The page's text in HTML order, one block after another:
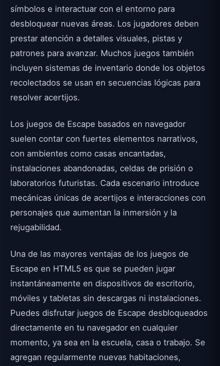
símbolos e interactuar con el entorno para
desbloquear nuevas áreas. Los jugadores deben
prestar atención a detalles visuales, pistas y
patrones para avanzar. Muchos juegos también
incluyen sistemas de inventario donde los objetos
recolectados se usan en secuencias lógicas para
resolver acertijos.
Los juegos de Escape basados en navegador
suelen contar con fuertes elementos narrativos,
con ambientes como casas encantadas,
instalaciones abandonadas, celdas de prisión o
laboratorios futuristas. Cada escenario introduce
mecánicas únicas de acertijos e interacciones con
personajes que aumentan la inmersión y la
rejugabilidad.
Una de las mayores ventajas de los juegos de
Escape en HTML5 es que se pueden jugar
instantáneamente en dispositivos de escritorio,
móviles y tabletas sin descargas ni instalaciones.
Puedes disfrutar juegos de Escape desbloqueados
directamente en tu navegador en cualquier
momento, ya sea en la escuela, casa o trabajo. Se
agregan regularmente nuevas habitaciones,